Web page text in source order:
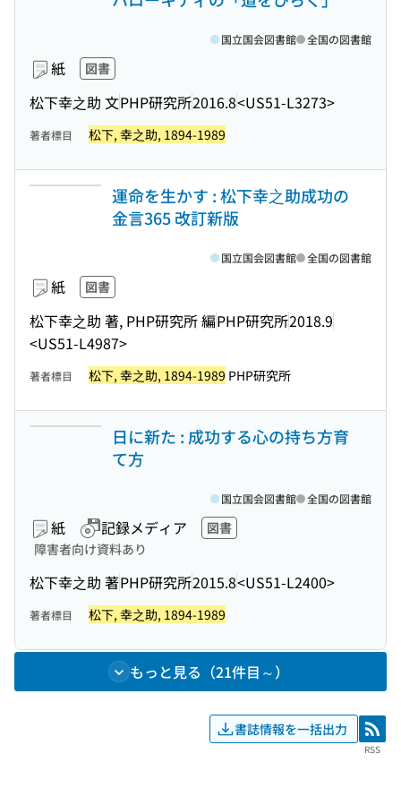
紙 図書
松下幸之助 文PHP研究所2016.8<US51-L3273>
国立国会図書館 全国の図書館
著者標目 松下, 幸之助, 1894-1989
運命を生かす : 松下幸之助成功の
金言365 改訂新版
紙 図書
松下幸之助 著, PHP研究所 編PHP研究所2018.9
<US51-L4987>
国立国会図書館 全国の図書館
著者標目 松下, 幸之助, 1894-1989 PHP研究所
日に新た : 成功する心の持ち方育
て方
紙 記録メディア
図書
障害者向け資料あり
松下幸之助 著PHP研究所2015.8<US51-L2400>
国立国会図書館 全国の図書館
著者標目 松下, 幸之助, 1894-1989
もっと見る（21件目～）
書誌情報を一括出力 RSS
RSS